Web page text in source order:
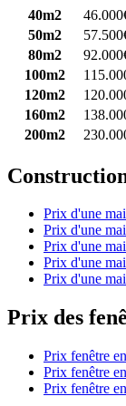
40m2
50m2
80m2
100m2
120m2
160m2
200m2
Prix d'une
Prix d'une
Prix d'une
Prix d'une
Prix d'une
Prix des
Prix fenêtre
Prix fenêtre
Prix fenêtre